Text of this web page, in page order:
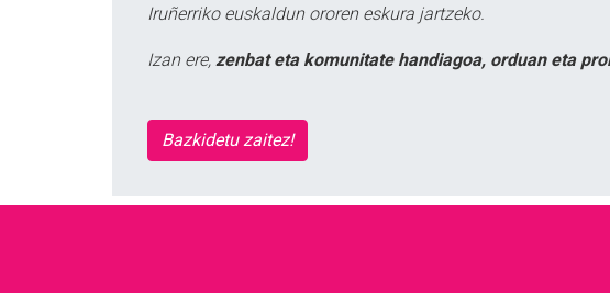
Iruñerriko euskaldun ororen eskura jartzeko.
Izan ere, zenbat eta komunitate handiagoa, orduan eta
Bazkidetu zaitez!